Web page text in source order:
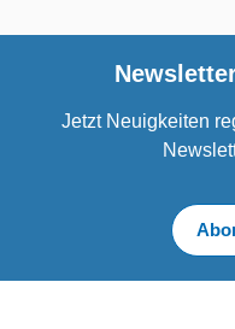
Jetzt Neuigkeiten